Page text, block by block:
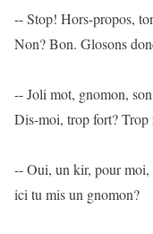
-- Stop! Hors-propos,
Non? Bon. Glosons
-- Joli mot, gnomon,
Dis-moi, trop fort? Trop
-- Oui, un kir, pour
ici tu mis un gnomon?